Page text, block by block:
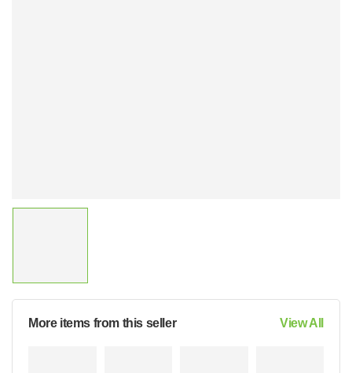
More items from this seller View All